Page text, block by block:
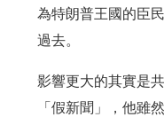
為特朗普王國的臣
過去。
影響更大的其實是
「假新聞」，他雖